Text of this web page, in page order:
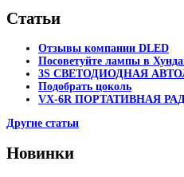
Статьи
Отзывы компании DLED
Посоветуйте лампы в
3S СВЕТОДИОДНАЯ
Подобрать цоколь
VX-6R ПОРТАТИВНАЯ
Другие статьи
Новинки